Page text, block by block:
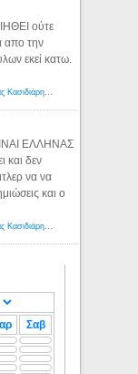
ούτε
απο την
εκεί κατω.
Αμερικανοί ρατσιστές αναρωτιούνται αν ο Ηλίας Κασιδιάρης ανήκει στη λευκή φυλή... - Λόγιος Ερμής
ΕΛΛΗΝΑΣ
και δεν
να να
και ο
Αμερικανοί ρατσιστές αναρωτιούνται αν ο Ηλίας Κασιδιάρης ανήκει στη λευκή φυλή... - Λόγιος Ερμής
Σαβ